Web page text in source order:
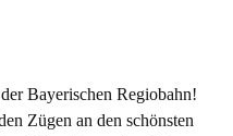
Bayerischen Regiobahn!
Zügen an den schönsten